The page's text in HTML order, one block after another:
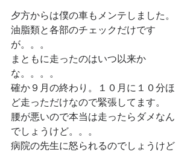
夕方からは僕の車もメンテしました。
油脂類と各部のチェックだけです
が。。。
まともに走ったのはいつ以来か
な。。。。
確か９月の終わり。１０月に１０分ほ
ど走っただけなので緊張してます。
腰が悪いので本当は走ったらダメなん
でしょうけど。。。
病院の先生に怒られるのでしょうけど